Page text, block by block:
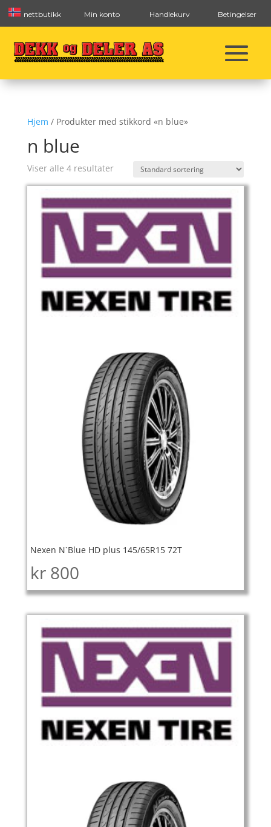
nettbutikk Min konto Handlekurv Betingelser
Hjem / Produkter med stikkord «n blue»
n blue
Viser alle 4 resultater
Nexen N`Blue HD plus 145/65R15 72T
kr 800